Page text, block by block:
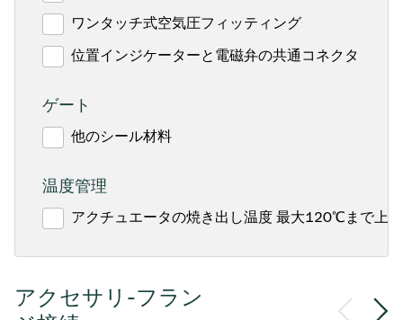
ワンタッチ式空気圧フィッティング
位置インジケーターと電磁弁の共通コネクタ
ゲート
他のシール材料
温度管理
アクチュエータの焼き出し温度 最大120℃まで上昇
アクセサリ-フラン